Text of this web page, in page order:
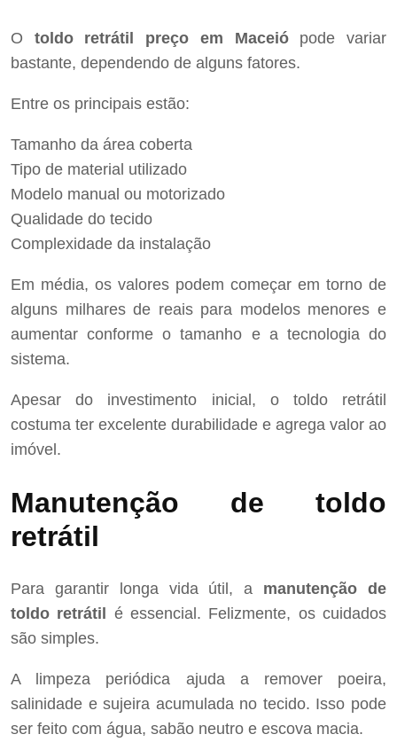
O toldo retrátil preço em Maceiópode variar
bastante, dependendo de alguns fatores.
Entre os principais estão:
Tamanho da área coberta
Tipo de material utilizado
Modelo manual ou motorizado
Qualidade do tecido
Complexidade da instalação
Em média, os valores podem começar em torno de
alguns milhares de reais para modelos menores e
aumentar conforme o tamanho e a tecnologia do
sistema.
Apesar do investimento inicial, o toldo retrátil
costuma ter excelente durabilidade e agrega valor ao
imóvel.
Manutenção de toldo
retrátil
Para garantir longa vida útil, a manutenção de
toldo retrátil
é essencial. Felizmente, os cuidados
são simples.
A limpeza periódica ajuda a remover poeira,
salinidade e sujeira acumulada no tecido. Isso pode
ser feito com água, sabão neutro e escova macia.